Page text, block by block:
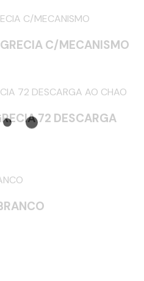
C/MECANISMO
72 DESCARGA